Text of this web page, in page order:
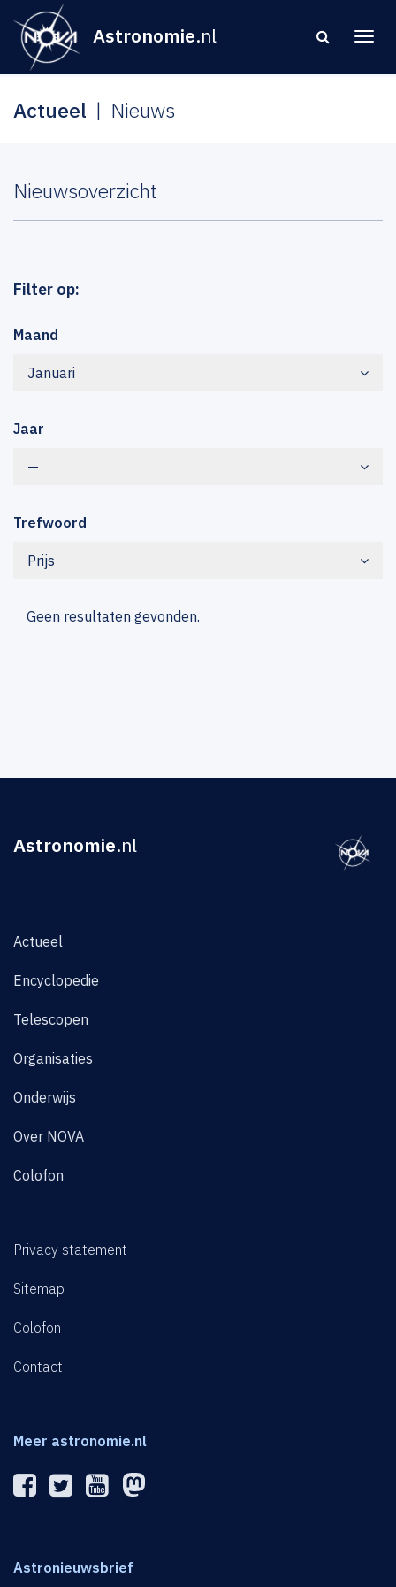
Astronomie.nl
Actueel Nieuws
Nieuwsoverzicht
Filter op:
Maand
Januari
Jaar
—
Trefwoord
Prijs
Geen resultaten gevonden.
Astronomie.nl
Actueel
Encyclopedie
Telescopen
Organisaties
Onderwijs
Over NOVA
Colofon
Privacy statement
Sitemap
Colofon
Contact
Meer astronomie.nl
Astronieuwsbrief